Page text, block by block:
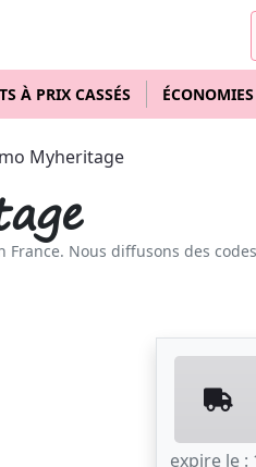
À PRIX CASSÉS
Myheritage
Nous diffusons des
expire le :